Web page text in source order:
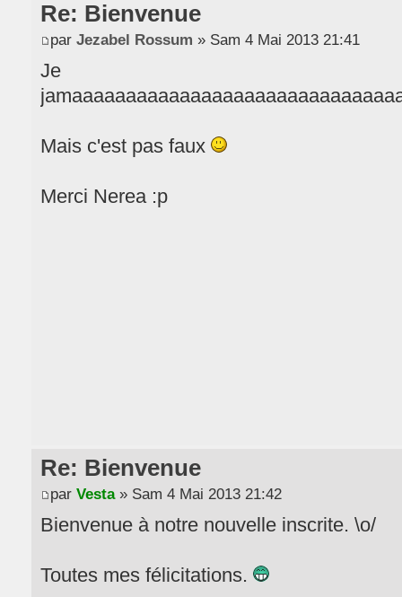
Re: Bienvenue
par Jezabel Rossum » Sam 4 Mai 2013 21:41
Je
Mais c'est pas faux
Merci Nerea :p
Re: Bienvenue
par Vesta» Sam 4 Mai 2013 21:42
Bienvenue à notre nouvelle inscrite. \o/
Toutes mes félicitations.